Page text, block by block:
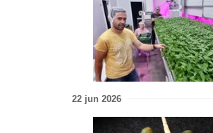
22 jun 2026